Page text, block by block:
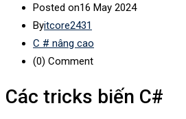
Posted on16 May 2024
Byitcore2431
C # nâng cao
(0) Comment
Các tricks biến C#